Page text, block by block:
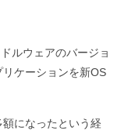
ルウェアのバージョ
ケーションを新OS
になったという経